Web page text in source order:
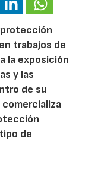
trabajos de
la exposición
y las
de su
comercializa
de